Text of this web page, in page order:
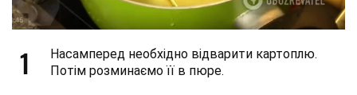
1
Насамперед необхідно відварити картоплю.
Потім розминаємо її в пюре.